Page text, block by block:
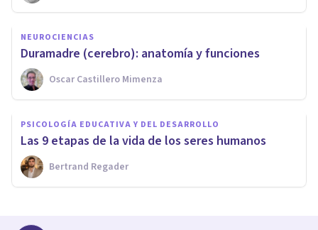
NEUROCIENCIAS
​Duramadre (cerebro): anatomía y funciones
Oscar Castillero Mimenza
PSICOLOGÍA EDUCATIVA Y DEL DESARROLLO
Las 9 etapas de la vida de los seres humanos
Bertrand Regader